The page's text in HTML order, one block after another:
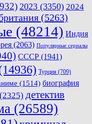
2023 (3350) 2024
(5263)
(48214) Индия
(2063) Популярные сериалы
СССР (1941)
Турция (709)
(1514) биография
(2325) детектив
(26589)